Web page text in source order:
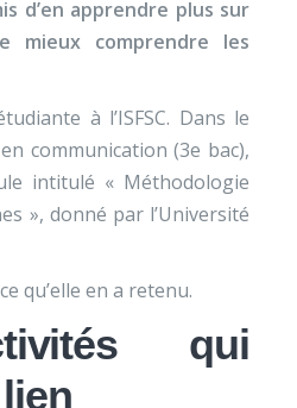
d’en apprendre plus sur
comprendre les
à l’ISFSC. Dans le
communication (3e bac),
intitulé « Méthodologie
», donné par l’Université
qu’elle en a retenu.
qui